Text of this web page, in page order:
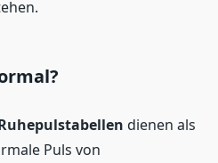
dienen als
Puls von